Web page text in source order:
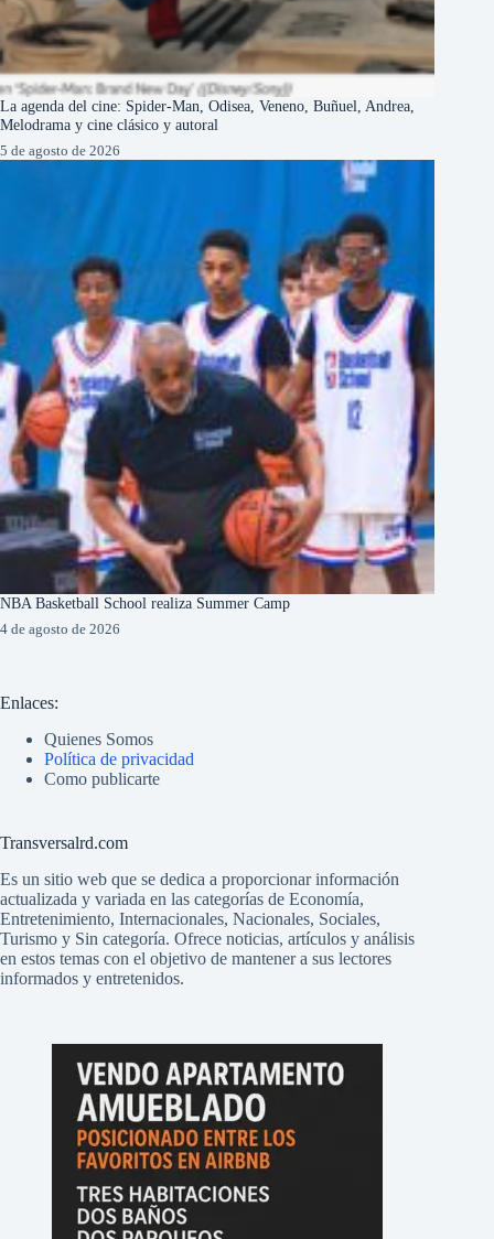
La agenda del cine: Spider-Man, Odisea, Veneno, Buñuel, Andrea,
Melodrama y cine clásico y autoral
5 de agosto de 2026
NBA Basketball School realiza Summer Camp
4 de agosto de 2026
Enlaces:
Quienes Somos
Política de privacidad
Como publicarte
Transversalrd.com
Es un sitio web que se dedica a proporcionar información
actualizada y variada en las categorías de Economía,
Entretenimiento, Internacionales, Nacionales, Sociales,
Turismo y Sin categoría. Ofrece noticias, artículos y análisis
en estos temas con el objetivo de mantener a sus lectores
informados y entretenidos.